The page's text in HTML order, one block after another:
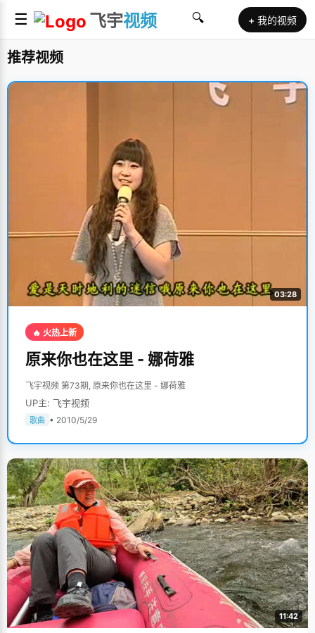
☰ 飞宇视频 🔍 + 我的视频
推荐视频
03:28
🔥 火热上新
原来你也在这里 - 娜荷雅
飞宇视频 第73期, 原来你也在这里 - 娜荷雅
UP主: 飞宇视频
歌曲 • 2010/5/29
11:42